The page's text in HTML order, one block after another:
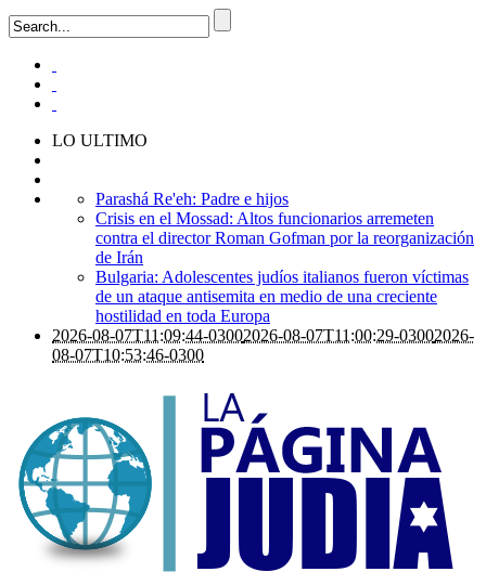
LO ULTIMO
Parashá Re'eh: Padre e hijos
Crisis en el Mossad: Altos funcionarios arremeten
contra el director Roman Gofman por la reorganización
de Irán
Bulgaria: Adolescentes judíos italianos fueron víctimas
de un ataque antisemita en medio de una creciente
hostilidad en toda Europa
2026-08-07T11:09:44-03002026-08-07T11:00:29-03002026-
08-07T10:53:46-0300